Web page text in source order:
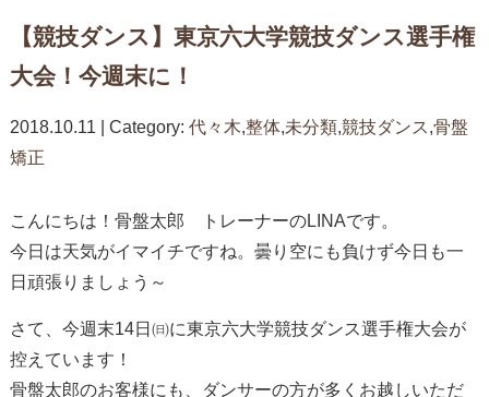
【競技ダンス】東京六大学競技ダンス選手権
大会！今週末に！
2018.10.11 | Category: 代々木,整体,未分類,競技ダンス,骨盤
矯正
こんにちは！骨盤太郎 トレーナーのLINAです。
今日は天気がイマイチですね。曇り空にも負けず今日も一
日頑張りましょう～
さて、今週末14日㈰に東京六大学競技ダンス選手権大会が
控えています！
骨盤太郎のお客様にも、ダンサーの方が多くお越しいただ